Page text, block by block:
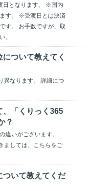
日となります。 ※国内
す。 ※受渡日とは決済
す。 お手数ですが、取
。
ついて教えてく
異なります。 詳細につ
、「くりっく365
？
違いがございます。
ましては、こちらをご
ついて教えてくだ